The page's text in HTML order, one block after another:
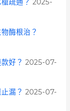
疏通？ 2025-
酶根治？
好？ 2025-07-
漏？ 2025-07-